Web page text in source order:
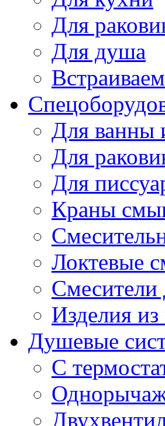
Для
Для душа
Для ванны
Для
Для
Краны
Локтевые
Смесители
Изделия
Душевые
С